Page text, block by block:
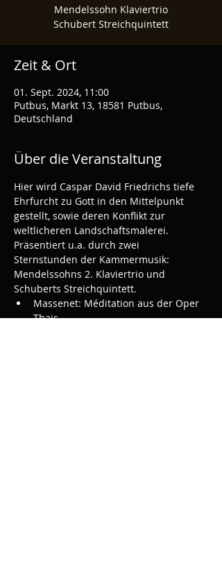
Mendelssohn Klaviertrio
Schubert Streichquintett
Zeit & Ort
01. Sept. 2024, 11:00
Putbus, Markt 13, 18581 Putbus,
Deutschland
Über die Veranstaltung
Hier wird Caspar David Friedrichs tiefe
Ehrfurcht zu Gott in den Mittelpunkt
gestellt, sowie deren Konflikt zur
weltlicheren Landschaftsmalerei.
Präsentiert u.a. durch zwei
Sternstunden der Kammermusik:
Mendelssohns 2. Klaviertrio und
Schuberts Streichquintett.
Massenet: Méditation aus der Oper
Thais